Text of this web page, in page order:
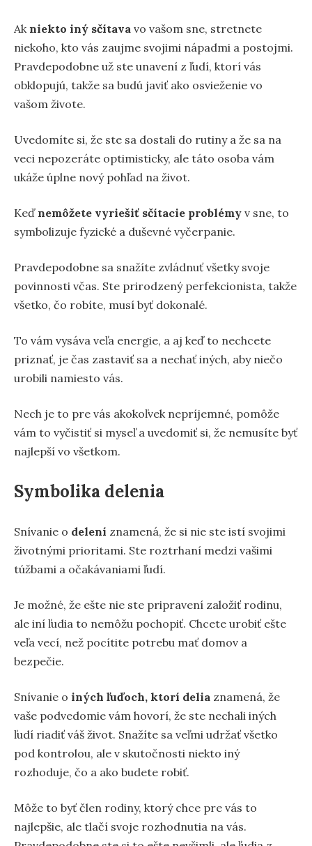
Ak niekto iný sčítava vo vašom sne, stretnete
niekoho, kto vás zaujme svojimi nápadmi a postojmi.
Pravdepodobne už ste unavení z ľudí, ktorí vás
obklopujú, takže sa budú javiť ako osvieženie vo
vašom živote.
Uvedomíte si, že ste sa dostali do rutiny a že sa na
veci nepozeráte optimisticky, ale táto osoba vám
ukáže úplne nový pohľad na život.
Keď nemôžete vyriešiť sčítacie problémy v sne, to
symbolizuje fyzické a duševné vyčerpanie.
Pravdepodobne sa snažíte zvládnuť všetky svoje
povinnosti včas. Ste prirodzený perfekcionista, takže
všetko, čo robíte, musí byť dokonalé.
To vám vysáva veľa energie, a aj keď to nechcete
priznať, je čas zastaviť sa a nechať iných, aby niečo
urobili namiesto vás.
Nech je to pre vás akokoľvek nepríjemné, pomôže
vám to vyčistiť si myseľ a uvedomiť si, že nemusíte byť
najlepší vo všetkom.
Symbolika delenia
Snívanie o delení znamená, že si nie ste istí svojimi
životnými prioritami. Ste roztrhaní medzi vašimi
túžbami a očakávaniami ľudí.
Je možné, že ešte nie ste pripravení založiť rodinu,
ale iní ľudia to nemôžu pochopiť. Chcete urobiť ešte
veľa vecí, než pocítite potrebu mať domov a
bezpečie.
Snívanie o iných ľuďoch, ktorí delia znamená, že
vaše podvedomie vám hovorí, že ste nechali iných
ľudí riadiť váš život. Snažíte sa veľmi udržať všetko
pod kontrolou, ale v skutočnosti niekto iný
rozhoduje, čo a ako budete robiť.
Môže to byť člen rodiny, ktorý chce pre vás to
najlepšie, ale tlačí svoje rozhodnutia na vás.